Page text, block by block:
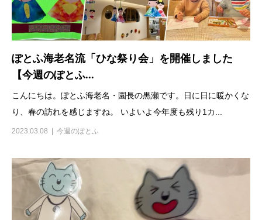
ぽとふ海老名流「ひな祭り会」を開催しました
【今週のぽとふ...
こんにちは。ぽとふ海老名・園長の黒瀬です。日に日に暖かくな
り、春の訪れを感じますね。 いよいよ今年度も残り1カ...
2023.03.08 今週のぽとふ